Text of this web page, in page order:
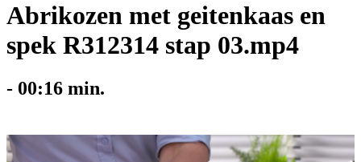
Abrikozen met geitenkaas en
spek R312314 stap 03.mp4
- 00:16 min.